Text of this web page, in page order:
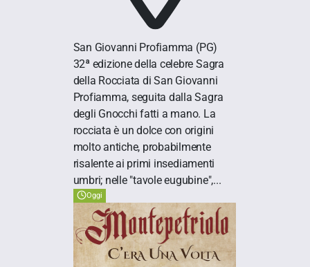
San Giovanni Profiamma (PG)
32ª edizione della celebre Sagra
della Rocciata di San Giovanni
Profiamma, seguita dalla Sagra
degli Gnocchi fatti a mano. La
rocciata è un dolce con origini
molto antiche, probabilmente
risalente ai primi insediamenti
umbri; nelle "tavole eugubine",...
Oggi